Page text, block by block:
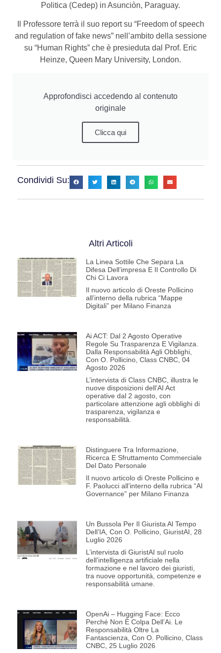
Politica (Cedep) in Asunciòn, Paraguay.
Il Professore terrà il suo report su “Freedom of speech
and regulation of fake news” nell’ambito della sessione
su “Human Rights” che è presieduta dal Prof. Eric
Heinze, Queen Mary University, London.
Approfondisci accedendo al contenuto
originale
Clicca qui
Condividi Su:
Altri Articoli
La Linea Sottile Che Separa La
Difesa Dell’impresa E Il Controllo Di
Chi Ci Lavora
Il nuovo articolo di Oreste Pollicino
all’interno della rubrica “Mappe
Digitali” per Milano Finanza
Ai ACT: Dal 2 Agosto Operative
Regole Su Trasparenza E Vigilanza.
Dalla Responsabilità Agli Obblighi,
Con O. Pollicino, Class CNBC, 04
Agosto 2026
L’intervista di Class CNBC, illustra le
nuove disposizioni dell’AI Act
operative dal 2 agosto, con
particolare attenzione agli obblighi di
trasparenza, vigilanza e
responsabilità.
Distinguere Tra Informazione,
Ricerca E Sfruttamento Commerciale
Del Dato Personale
Il nuovo articolo di Oreste Pollicino e
F. Paolucci all’interno della rubrica “AI
Governance” per Milano Finanza
Un Bussola Per Il Giurista Al Tempo
Dell’IA, Con O. Pollicino, GiuristAI, 28
Luglio 2026
L’intervista di GiuristAI sul ruolo
dell’intelligenza artificiale nella
formazione e nel lavoro dei giuristi,
tra nuove opportunità, competenze e
responsabilità umane.
OpenAi – Hugging Face: Ecco
Perché Non È Colpa Dell’Ai. Le
Responsabilità Oltre La
Fantascienza, Con O. Pollicino, Class
CNBC, 25 Luglio 2026